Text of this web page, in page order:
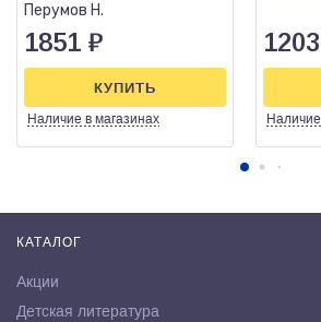
Перумов Н.
1851 ₽
Наличие в магазинах
КУПИТЬ
1203
Наличие
КАТАЛОГ
Акции
Детская литература